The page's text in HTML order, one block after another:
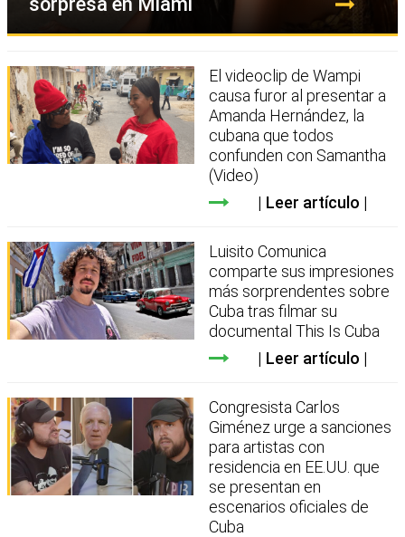
El videoclip de Wampi
causa furor al presentar a
Amanda Hernández, la
cubana que todos
confunden con Samantha
(Video)
Leer artículo
Luisito Comunica
comparte sus impresiones
más sorprendentes sobre
Cuba tras filmar su
documental This Is Cuba
Leer artículo
Congresista Carlos
Giménez urge a sanciones
para artistas con
residencia en EE.UU. que
se presentan en
escenarios oficiales de
Cuba